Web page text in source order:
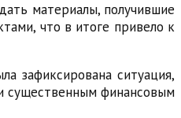
материалы, получившие
что в итоге привело к
зафиксирована ситуация,
существенным финансовым